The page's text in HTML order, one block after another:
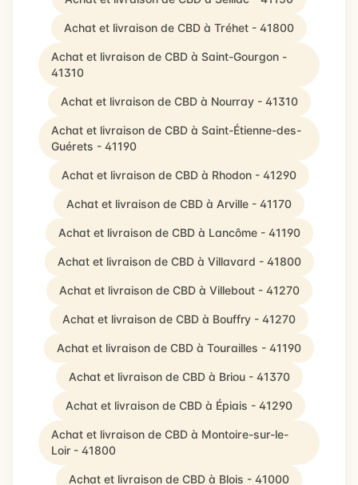
Achat et livraison de CBD à Tréhet - 41800
Achat et livraison de CBD à Saint-Gourgon -
41310
Achat et livraison de CBD à Nourray - 41310
Achat et livraison de CBD à Saint-Étienne-des-
Guérets - 41190
Achat et livraison de CBD à Rhodon - 41290
Achat et livraison de CBD à Arville - 41170
Achat et livraison de CBD à Lancôme - 41190
Achat et livraison de CBD à Villavard - 41800
Achat et livraison de CBD à Villebout - 41270
Achat et livraison de CBD à Bouffry - 41270
Achat et livraison de CBD à Tourailles - 41190
Achat et livraison de CBD à Briou - 41370
Achat et livraison de CBD à Épiais - 41290
Achat et livraison de CBD à Montoire-sur-le-
Loir - 41800
Achat et livraison de CBD à Blois - 41000